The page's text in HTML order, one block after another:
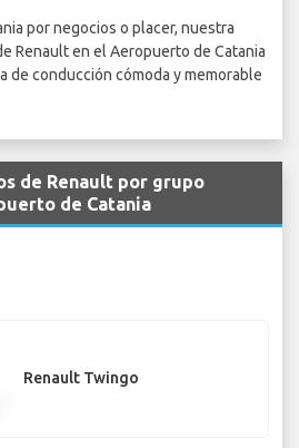
por negocios o placer, nuestra
Renault en el Aeropuerto de Catania
de conducción cómoda y memorable
de Renault por grupo
de Catania
Renault Twingo